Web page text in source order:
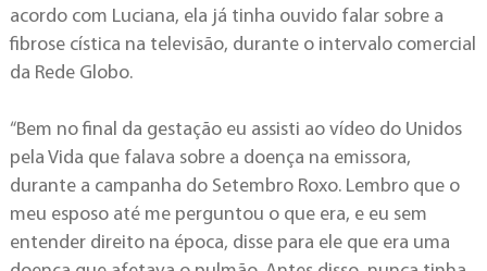
acordo com Luciana, ela já tinha ouvido falar sobre a
fibrose cística na televisão, durante o intervalo comercial
da Rede Globo.
“Bem no final da gestação eu assisti ao vídeo do Unidos
pela Vida que falava sobre a doença na emissora,
durante a campanha do Setembro Roxo. Lembro que o
meu esposo até me perguntou o que era, e eu sem
entender direito na época, disse para ele que era uma